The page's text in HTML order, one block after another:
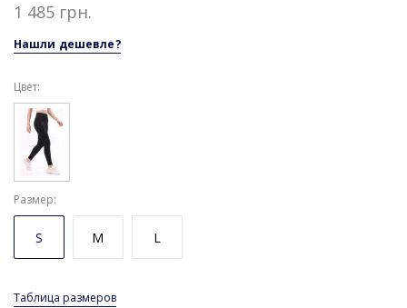
1 485 грн.
Нашли дешевле?
Цвет:
Размер
S M L
Таблица размеров